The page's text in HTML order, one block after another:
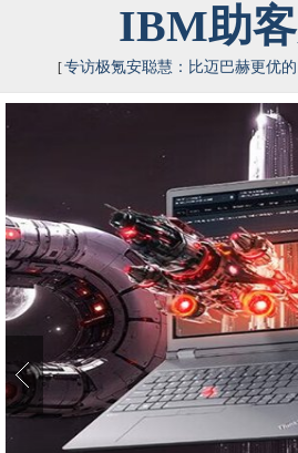
IBM助
[专访极氪安聪慧：比迈巴赫更优的